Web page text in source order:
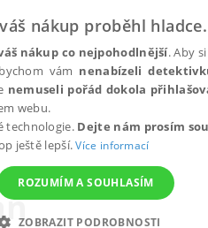
nákup proběhl hladce.
nákup co nejpohodlnější. Aby
vám nenabízeli
nemuseli pořád dokola
webu.
technologie. Dejte nám prosím
ještě lepší.Více informací
ROZUMÍM A SOUHLASÍM
ZOBRAZIT PODROBNOSTI